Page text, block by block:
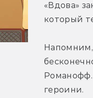
«Вдова»
который
Романофф.
героини.